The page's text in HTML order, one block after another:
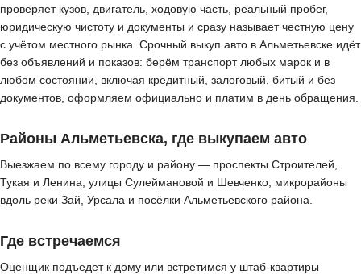
проверяет кузов, двигатель, ходовую часть, реальный пробег,
юридическую чистоту и документы и сразу называет честную цену
с учётом местного рынка. Срочный выкуп авто в Альметьевске идёт
без объявлений и показов: берём транспорт любых марок и в
любом состоянии, включая кредитный, залоговый, битый и без
документов, оформляем официально и платим в день обращения.
Районы Альметьевска, где выкупаем авто
Выезжаем по всему городу и району — проспекты Строителей,
Тукая и Ленина, улицы Сулеймановой и Шевченко, микрорайоны
вдоль реки Зай, Урсала и посёлки Альметьевского района.
Где встречаемся
Оценщик подъедет к дому или встретимся у штаб-квартиры